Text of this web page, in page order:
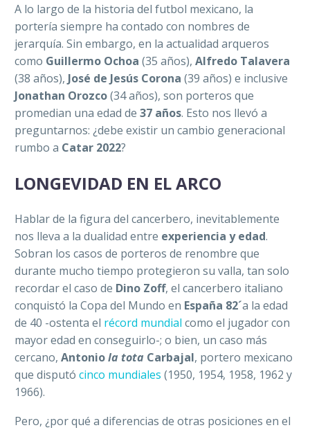
A lo largo de la historia del futbol mexicano, la
portería siempre ha contado con nombres de
jerarquía. Sin embargo, en la actualidad arqueros
como Guillermo Ochoa (35 años), Alfredo Talavera
(38 años), José de Jesús Corona (39 años) e inclusive
Jonathan Orozco(34 años), son porteros que
promedian una edad de 37 años. Esto nos llevó a
preguntarnos: ¿debe existir un cambio generacional
rumbo a Catar 2022?
LONGEVIDAD EN EL ARCO
Hablar de la figura del cancerbero, inevitablemente
nos lleva a la dualidad entre experiencia y edad.
Sobran los casos de porteros de renombre que
durante mucho tiempo protegieron su valla, tan solo
recordar el caso de Dino Zoff, el cancerbero italiano
conquistó la Copa del Mundo en España 82´a la edad
de 40 -ostenta el récord mundial como el jugador con
mayor edad en conseguirlo-; o bien, un caso más
cercano, Antoniola tota Carbajal, portero mexicano
que disputó cinco mundiales (1950, 1954, 1958, 1962 y
1966).
Pero, ¿por qué a diferencias de otras posiciones en el